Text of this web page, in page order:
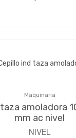
Maquinaria
amoladora
mm ac nivel
NIVEL